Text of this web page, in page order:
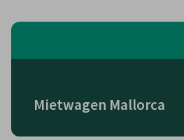
Mietwagen Mallorca